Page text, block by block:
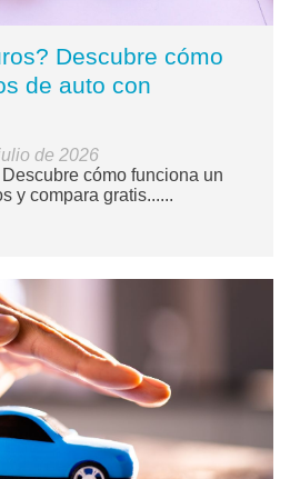
Descubre cómo
de auto con
de 2026
cómo funciona un
y compara gratis......